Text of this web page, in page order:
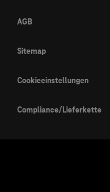
AGB
Sitemap
Cookieeinstellungen
Compliance/Lieferkette